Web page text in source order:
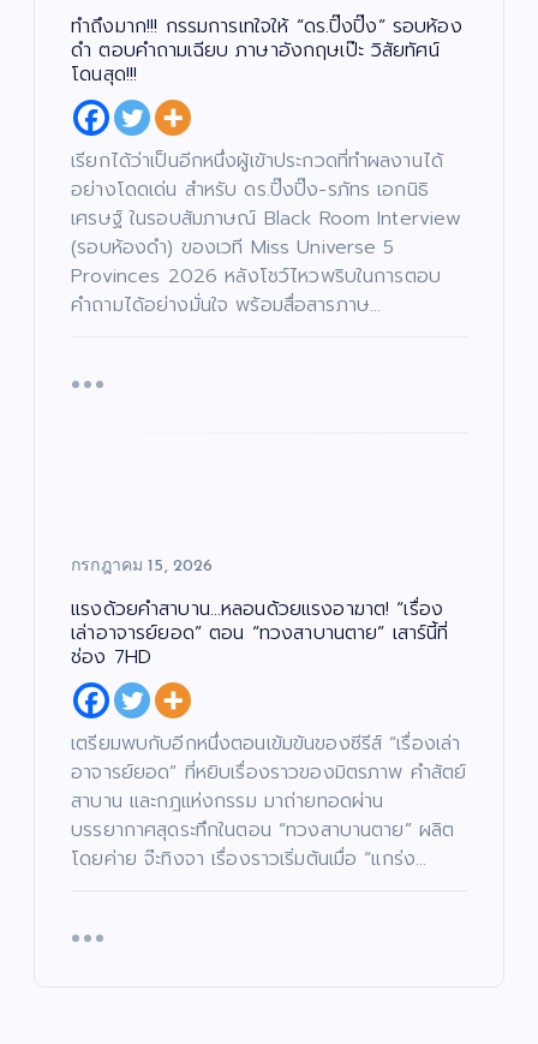
ทำถึงมาก!!! กรรมการเทใจให้ “ดร.ปิ๊งปิ๊ง” รอบห้อง
ดำ ตอบคำถามเฉียบ ภาษาอังกฤษเป๊ะ วิสัยทัศน์
โดนสุด!!!
เรียกได้ว่าเป็นอีกหนึ่งผู้เข้าประกวดที่ทำผลงานได้
อย่างโดดเด่น สำหรับ ดร.ปิ๊งปิ๊ง-รภัทร เอกนิธิ
เศรษฐ์ ในรอบสัมภาษณ์ Black Room Interview
(รอบห้องดำ) ของเวที Miss Universe 5
Provinces 2026 หลังโชว์ไหวพริบในการตอบ
คำถามได้อย่างมั่นใจ พร้อมสื่อสารภาษ…
กรกฎาคม 15, 2026
แรงด้วยคำสาบาน…หลอนด้วยแรงอาฆาต! “เรื่อง
เล่าอาจารย์ยอด” ตอน “ทวงสาบานตาย” เสาร์นี้ที่
ช่อง 7HD
เตรียมพบกับอีกหนึ่งตอนเข้มข้นของซีรีส์ “เรื่องเล่า
อาจารย์ยอด” ที่หยิบเรื่องราวของมิตรภาพ คำสัตย์
สาบาน และกฎแห่งกรรม มาถ่ายทอดผ่าน
บรรยากาศสุดระทึกในตอน “ทวงสาบานตาย” ผลิต
โดยค่าย จ๊ะทิงจา เรื่องราวเริ่มต้นเมื่อ “แกร่ง…